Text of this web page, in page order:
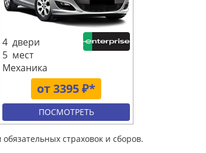
от 3395 ₽*
4 двери
5 мест
Механика
ПОСМОТРЕТЬ
страховок и сборов.